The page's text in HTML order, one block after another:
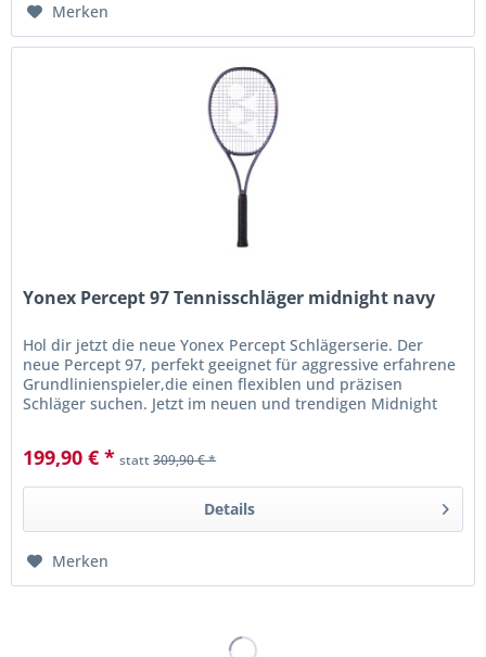
Merken
Yonex Percept 97 Tennisschläger midnight navy
Hol dir jetzt die neue Yonex Percept Schlägerserie. Der
neue Percept 97, perfekt geeignet für aggressive erfahrene
Grundlinienspieler,die einen flexiblen und präzisen
Schläger suchen. Jetzt im neuen und trendigen Midnight
199,90 € * statt309,90 € *
Details
Merken